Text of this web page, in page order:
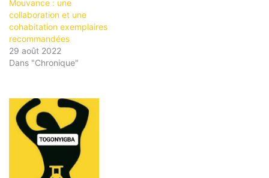
Mouvance : une
collaboration et une
cohabitation exemplaires
recommandées
29 août 2022
Dans "Chronique"